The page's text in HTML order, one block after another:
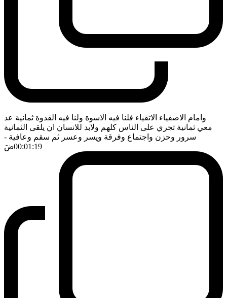
وامام الاصفياء الاتقياء فلنا فيه الاسوة ولنا فيه القدوة ثمانية عد
معي ثمانية تجري على الناس كلهم ولابد للانسان ان يلقى الثمانية
سرور وحزن واجتماع وفرقة ويسر وعسر ثم سقم وعافية -
00:01:19ضَ